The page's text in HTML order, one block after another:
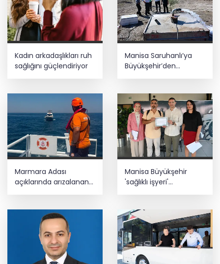
Kadın arkadaşlıkları ruh
sağlığını güçlendiriyor
Manisa Saruhanlı’ya
Büyükşehir’den
Marmara Adası
açıklarında arızalanan
tekne kurtarıldı
Manisa Büyükşehir
'sağlıklı işyeri'
sertifikasına kavuştu